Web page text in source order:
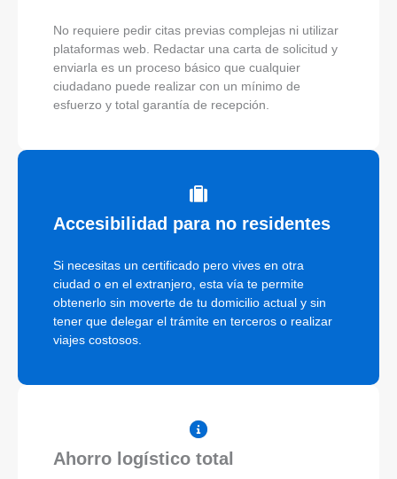
No requiere pedir citas previas complejas ni utilizar
plataformas web. Redactar una carta de solicitud y
enviarla es un proceso básico que cualquier
ciudadano puede realizar con un mínimo de
esfuerzo y total garantía de recepción.
Accesibilidad para no residentes
Si necesitas un certificado pero vives en otra
ciudad o en el extranjero, esta vía te permite
obtenerlo sin moverte de tu domicilio actual y sin
tener que delegar el trámite en terceros o realizar
viajes costosos.
Ahorro logístico total